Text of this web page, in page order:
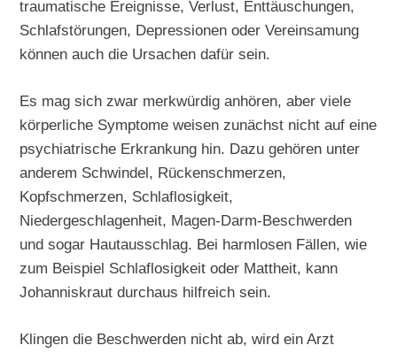
traumatische Ereignisse, Verlust, Enttäuschungen,
Schlafstörungen, Depressionen oder Vereinsamung
können auch die Ursachen dafür sein.
Es mag sich zwar merkwürdig anhören, aber viele
körperliche Symptome weisen zunächst nicht auf eine
psychiatrische Erkrankung hin. Dazu gehören unter
anderem Schwindel, Rückenschmerzen,
Kopfschmerzen, Schlaflosigkeit,
Niedergeschlagenheit, Magen-Darm-Beschwerden
und sogar Hautausschlag. Bei harmlosen Fällen, wie
zum Beispiel Schlaflosigkeit oder Mattheit, kann
Johanniskraut durchaus hilfreich sein.
Klingen die Beschwerden nicht ab, wird ein Arzt